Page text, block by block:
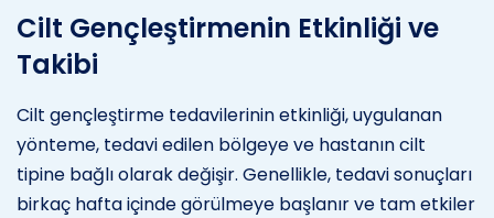
Cilt Gençleştirmenin Etkinliği ve
Takibi
Cilt gençleştirme tedavilerinin etkinliği, uygulanan
yönteme, tedavi edilen bölgeye ve hastanın cilt
tipine bağlı olarak değişir. Genellikle, tedavi sonuçları
birkaç hafta içinde görülmeye başlanır ve tam etkiler